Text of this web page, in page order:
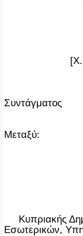
17
Συντάγματος
Μεταξύ:
Κυπριακής
Εσωτερικών,